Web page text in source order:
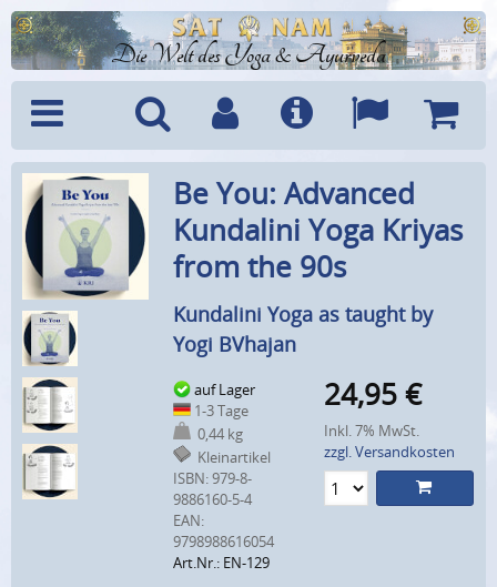
Die Welt des Yoga & Ayurveda
Menü SucheBenutzerkonto
Info Sprachen
Be You: Advanced
Kundalini Yoga Kriyas
from the 90s
Kundalini Yoga as taught by
Yogi BVhajan
auf Lager
1-3 Tage
0,44 kg
Kleinartikel
ISBN: 979-8-
9886160-5-4
EAN:
9798988616054
Art.Nr.: EN-129
24,95 €
Inkl. 7% MwSt.
zzgl. Versandkosten